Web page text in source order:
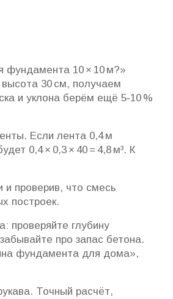
фундамента 10 × 10 м?»
30 см, получаем
и уклона берём ещё 5‑10 %
Если лента 0,4 м
0,4 × 0,3 × 40 = 4,8 м³. К
и проверив, что смесь
построек.
проверяйте глубину
про запас бетона.
фундамента для дома»,
Точный расчёт,